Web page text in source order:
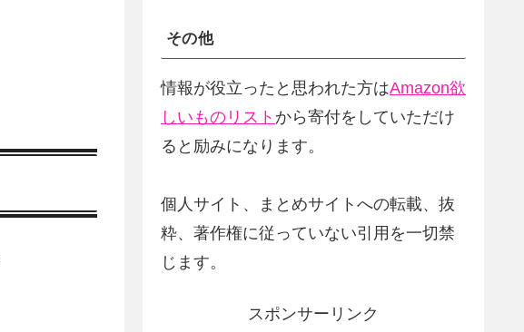
その他
情報が役立ったと思われた方はAmazon欲
しいものリスト から寄付をしていただけ
ると励みになります。
個人サイト、まとめサイトへの転載、抜
粋、著作権に従っていない引用を一切禁
じます。
スポンサーリンク